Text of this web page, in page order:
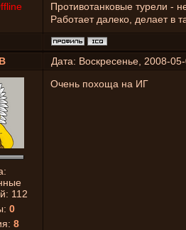
Противотанковые турели -
Работает далеко, делает в
Дата: Воскресенье, 2008-
112
0
8
Очень похоща на ИГ